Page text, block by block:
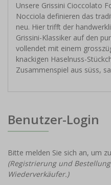
Unsere Grissini Cioccolato
Nocciola definieren das
neu. Hier trifft der
Grissini-Klassiker auf den
vollendet mit einem
knackigen Haselnuss-
Zusammenspiel aus süss,
Benutzer-Login
Bitte melden Sie sich an, um
(Registrierung und
Wiederverkäufer.)